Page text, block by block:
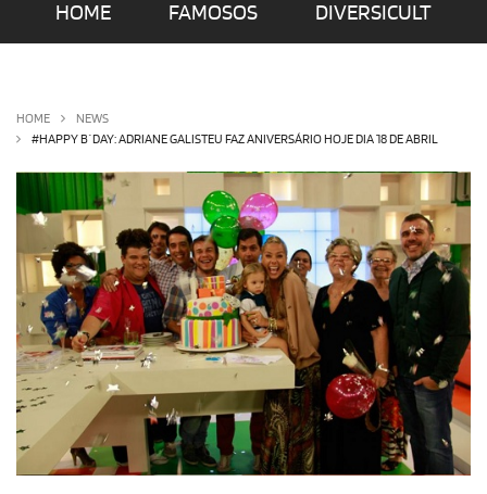
HOME FAMOSOS DIVERSICULT
OLHA ISSO! EU QUERO!
HOME
NEWS
#HAPPY B´DAY: ADRIANE GALISTEU FAZ ANIVERSÁRIO HOJE DIA 18 DE ABRIL